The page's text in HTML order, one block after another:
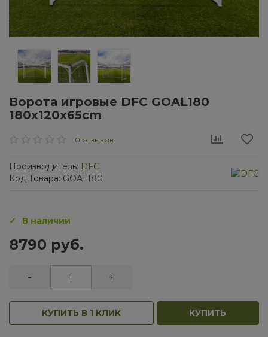
Ворота игровые DFC GOAL180
180x120x65cm
0 отзывов
Производитель: DFC
Код Товара: GOAL180
В наличии
8790 руб.
- +
КУПИТЬ В 1 КЛИК КУПИТЬ